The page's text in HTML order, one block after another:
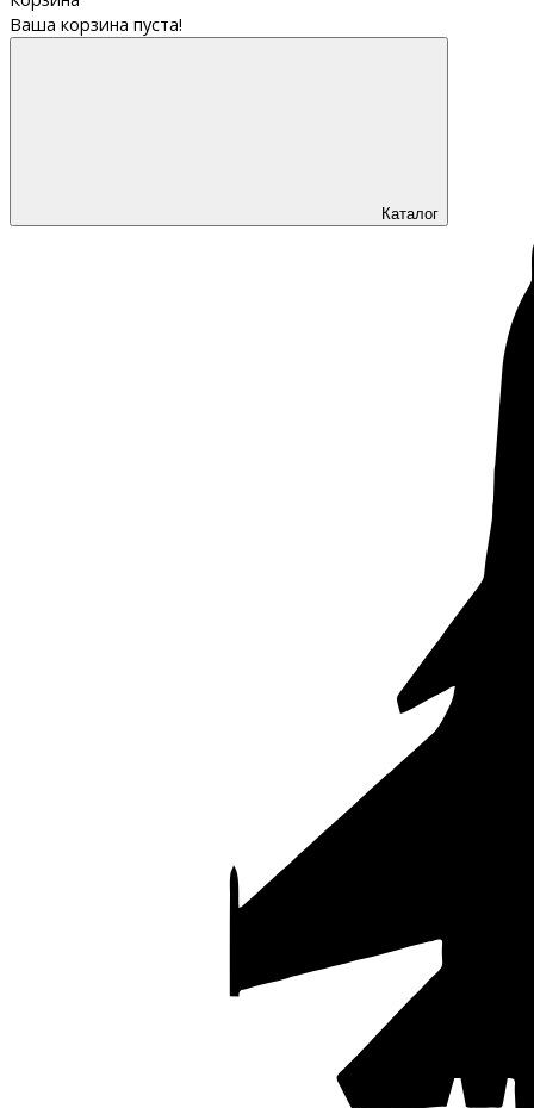
Ваша корзина пуста!
Каталог